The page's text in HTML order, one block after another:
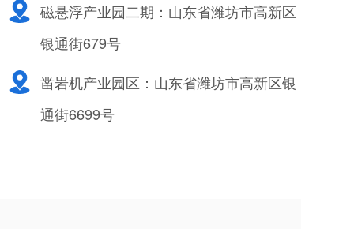
磁悬浮产业园二期：山东省潍坊市高新区
银通街679号
凿岩机产业园区：山东省潍坊市高新区银
通街6699号